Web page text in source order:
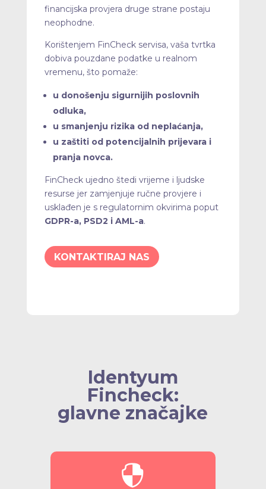
financijska provjera druge strane postaju
neophodne.
Korištenjem FinCheck servisa, vaša tvrtka
dobiva pouzdane podatke u realnom
vremenu, što pomaže:
u donošenju sigurnijih poslovnih
odluka,
u smanjenju rizika od neplaćanja,
u zaštiti od potencijalnih prijevara i
pranja novca.
FinCheck ujedno štedi vrijeme i ljudske
resurse jer zamjenjuje ručne provjere i
usklađen je s regulatornim okvirima poput
GDPR-a, PSD2 i AML-a.
KONTAKTIRAJ NAS
Identyum
Fincheck:
glavne značajke
